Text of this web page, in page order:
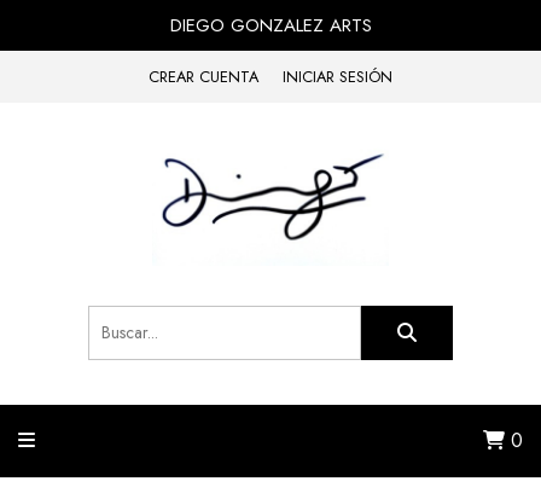
DIEGO GONZALEZ ARTS
CREAR CUENTA INICIAR SESIÓN
0